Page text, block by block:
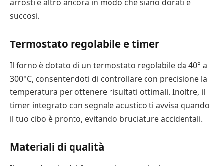
arrosti e altro ancora in modo che siano dorati e
succosi.
Termostato regolabile e timer
Il forno è dotato di un termostato regolabile da 40° a
300°C, consentendoti di controllare con precisione la
temperatura per ottenere risultati ottimali. Inoltre, il
timer integrato con segnale acustico ti avvisa quando
il tuo cibo è pronto, evitando bruciature accidentali.
Materiali di qualità